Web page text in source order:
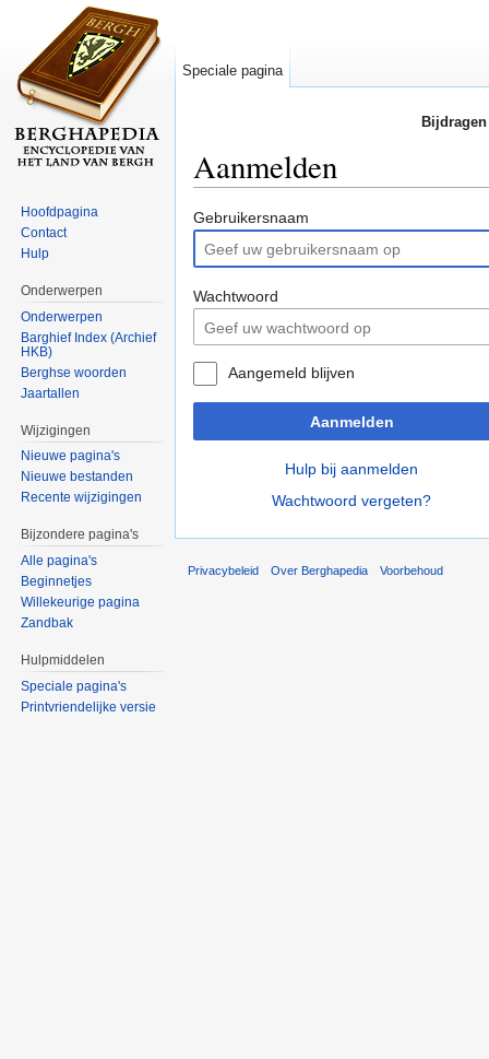
Aanmelden
Gebruikersnaam
Wachtwoord
Aangemeld blijven
Aanmelden
Hulp bij aanmelden
Wachtwoord vergeten?
Speciale pagina
Hoofdpagina
Contact
Hulp
Onderwerpen
Onderwerpen
Barghief Index (Archief
HKB)
Berghse woorden
Jaartallen
Wijzigingen
Nieuwe pagina's
Nieuwe bestanden
Recente wijzigingen
Bijzondere pagina's
Alle pagina's
Beginnetjes
Willekeurige pagina
Zandbak
Hulpmiddelen
Speciale pagina's
Printvriendelijke versie
Privacybeleid Over Berghapedia Voorbehoud